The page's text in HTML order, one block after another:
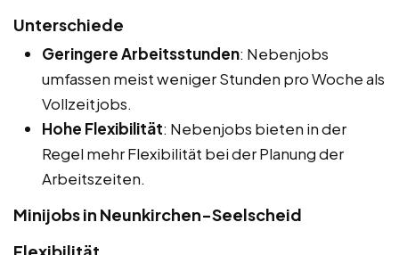
Unterschiede
Geringere Arbeitsstunden: Nebenjobs
umfassen meist weniger Stunden pro Woche als
Vollzeitjobs.
Hohe Flexibilität: Nebenjobs bieten in der
Regel mehr Flexibilität bei der Planung der
Arbeitszeiten.
Minijobs in Neunkirchen-Seelscheid